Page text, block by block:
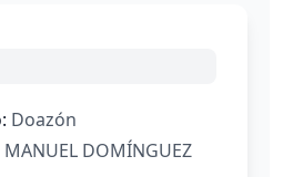
Doazón
MANUEL DOMÍNGUEZ